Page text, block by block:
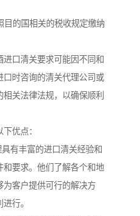
目的国相关的税收规定缴纳
口清关要求可能因不同和
时咨询的清关代理公司或
关法律法规，以确保顺利
优点：
有丰富的进口清关经验和
要求。他们了解各个和地
为客户提供可行的解决方
行。